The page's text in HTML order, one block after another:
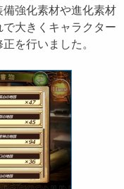
強化素材や進化素材
大きくキャラクター
を行いました。